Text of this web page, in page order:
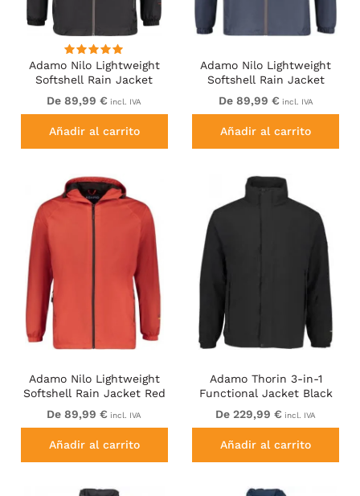
Adamo Nilo Lightweight
Softshell Rain Jacket
Black
De 89,99 € incl. IVA
Añadir al carrito
Adamo Nilo Lightweight
Softshell Rain Jacket
Navy
De 89,99 € incl. IVA
Añadir al carrito
Adamo Nilo Lightweight
Softshell Rain Jacket Red
De 89,99 € incl. IVA
Añadir al carrito
Adamo Thorin 3-in-1
Functional Jacket Black
De 229,99 € incl. IVA
Añadir al carrito